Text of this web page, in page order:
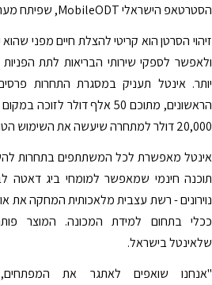
הסטרטאפ הישראלי MobileODT, שפיתח מערכת לאבחון סרטן צווארהרחם דרך טלפון נייד.
זיהוי הסרטן הוא קריטי להצלת חיים מפני
ולאפשר לספקי שירותי הבריאות לתת
הראשונים, מתוכם 50 אלף
20,000 דולר למתחרה שיעשה את השימוש הטוב ביותר בכלים של אינטל במסגרת האתגר.
תוכנה חינמי שמאפשר למומחי ביג
נוירונים - רשת עצבית מלאכותית המחקה
ככלי בתחום למידת המכונה. המוצר
שלאינטל בישראל.
"אנחנו שואפים לאתגר את המפתחים,